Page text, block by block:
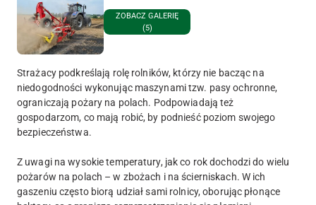
ZOBACZ GALERIĘ
(5)
Strażacy podkreślają rolę rolników, którzy nie bacząc na
niedogodności wykonując maszynami tzw. pasy ochronne,
ograniczają pożary na polach. Podpowiadają też
gospodarzom, co mają robić, by podnieść poziom swojego
bezpieczeństwa.
Z uwagi na wysokie temperatury, jak co rok dochodzi do wielu
pożarów na polach – w zbożach i na ścierniskach. W ich
gaszeniu często biorą udział sami rolnicy, oborując płonące